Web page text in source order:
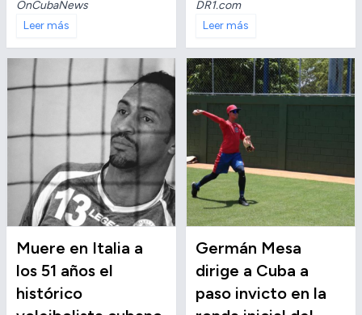
OnCubaNews
Leer más
DR1.com
Leer más
Muere en Italia a
los 51 años el
histórico
Germán Mesa
dirige a Cuba a
paso invicto en la